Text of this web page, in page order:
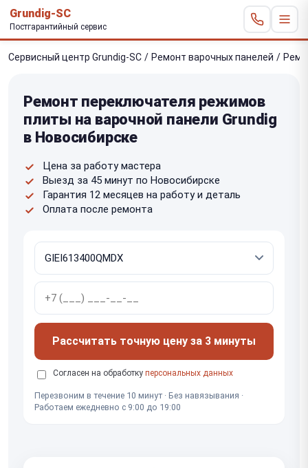
Grundig-SC
Постгарантийный сервис
Сервисный центр Grundig-SC / Ремонт варочных панелей /
Ремонт переключателя режимов
плиты на варочной панели Grundig
в Новосибирске
Цена за работу мастера
Выезд за 45 минут по Новосибирске
Гарантия 12 месяцев на работу и деталь
Оплата после ремонта
Рассчитать точную цену за 3 минуты
Согласен на обработку персональных данных
Перезвоним в течение 10 минут · Без навязывания ·
Работаем ежедневно с 9:00 до 19:00